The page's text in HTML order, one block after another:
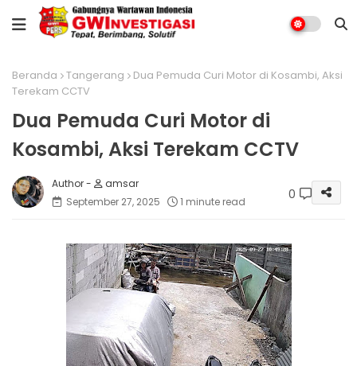
Beranda Tangerang
Dua Pemuda Curi Motor di Kosambi, Aksi
Terekam CCTV
Dua Pemuda Curi Motor di
Kosambi, Aksi Terekam CCTV
amsar
September 27, 2025
1 minute read 0